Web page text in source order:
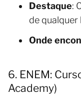
Destaque:
de qualquer
Onde
6. ENEM:
Academy)